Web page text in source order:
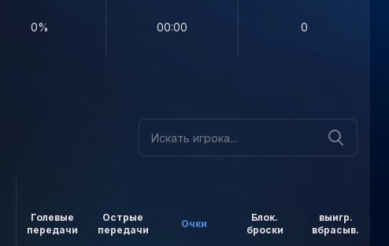
0% 00:00 0
Голевые
передачи
Острые
передачи
Очки
Блок.
броски
выигр.
вбрасыв.